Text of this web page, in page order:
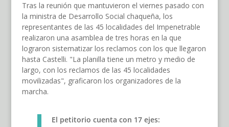
Tras la reunión que mantuvieron el viernes pasado con
la ministra de Desarrollo Social chaqueña, los
representantes de las 45 localidades del Impenetrable
realizaron una asamblea de tres horas en la que
lograron sistematizar los reclamos con los que llegaron
hasta Castelli. "La planilla tiene un metro y medio de
largo, con los reclamos de las 45 localidades
movilizadas", graficaron los organizadores de la
marcha.
El petitorio cuenta con 17 ejes: